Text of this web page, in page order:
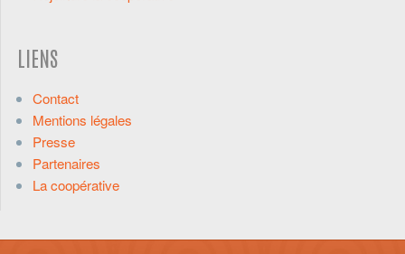
LIENS
Contact
Mentions légales
Presse
Partenaires
La coopérative